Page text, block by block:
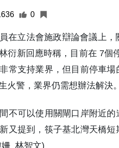
0
在立法會施政辯論會議上
衍新回應時稱，目前在 7
常支持業界，但目前停車
火警，業界仍需想辦法解決。
不可以使用關閘口岸附近
又提到，筷子基北灣天橋
姍 林智文)